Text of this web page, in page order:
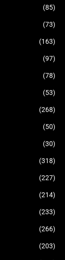
(85)
(73)
(163)
(97)
(78)
(53)
(268)
(50)
(30)
(318)
(227)
(214)
(233)
(266)
(203)